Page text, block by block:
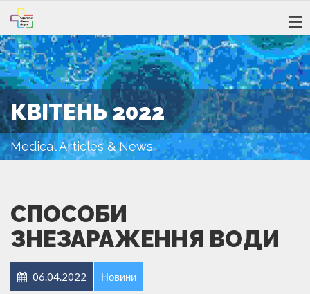
КВІТЕНЬ 2022
Medical Articles & News
СПОСОБИ
ЗНЕЗАРАЖЕННЯ ВОДИ
06.04.2022 Новини